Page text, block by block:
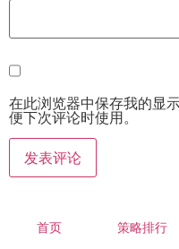
在此浏览器中保存我的显
便下次评论时使用。
首页 策略排行